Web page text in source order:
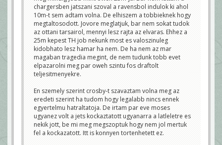
chargersben jatszani szoval a ravensbol indulok ki ahol
10m-t sem adtam volna. De elhiszem a tobbieknek hogy
megtaltosodott. Jovore meglatjuk, bar nem sokat tudok
az ottani tarsairol, mennyi lesz rajta az elvaras. Ehhez a
25m kepest TH job nekunk most es valoszinuleg
kidobhato lesz hamar ha nem. De ha nem az mar
magaban tragedia megint, de nem tudunk tobb evet
elpazarolni meg par oweh szintu fos draftolt
teljesitmenyekre.
En szemely szerint crosby-t szavaztam volna meg az
eredeti szerint ha tudom hogy legalabb nincs ennek
egyertelmu hatraltatoja. De irtam par eve moses
ugyanez volt a jets kockaztatott ugyanarra a latleletre es
nekik jott, be mi meg megszoptuk hogy nem jol mertuk
fel a kockazatott. Itt is konnyen tortenhetett ez.